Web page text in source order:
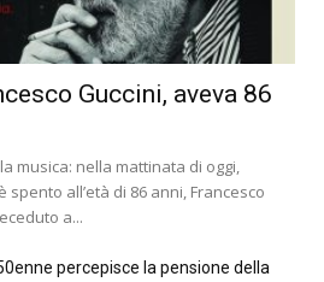
Guccini, aveva 86
musica: nella mattinata di oggi,
spento all’età di 86 anni, Francesco
a...
percepisce la pensione della